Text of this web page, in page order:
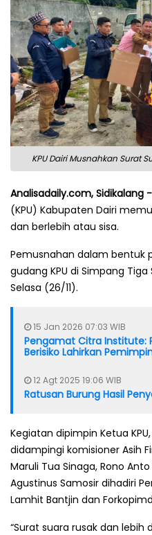
KPU Dairi Musnahkan Surat
Analisadaily.com, Sidikalang -
(KPU) Kabupaten Dairi
dan berlebih atau sisa.
Pemusnahan dalam bentuk
gudang KPU di Simpang
Selasa (26/11).
15 Jan 2026 07:03 WIB
Pengamat Citra Institute:
Berisiko Lahirkan
12 Agt 2025 19:06 WIB
Ratusan Burung Hasil
Kegiatan dipimpin Ketua
didampingi komisioner Asih
Maruli Tua Sinaga, Rono
Agustinus Samosir dihadiri
Lamhit Bantjin dan
“Surat suara rusak dan lebih